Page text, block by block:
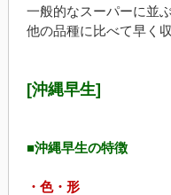
一般的なスーパーに並
他の品種に比べて早く
[沖縄早生]
■沖縄早生の特徴
・色・形